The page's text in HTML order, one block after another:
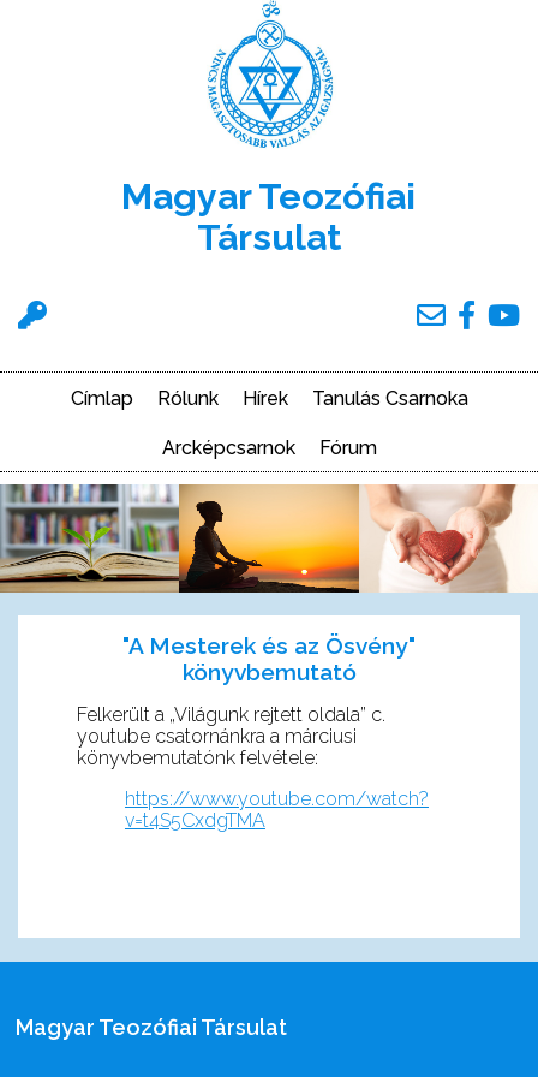
Felhasználói
Magyar Teozófiai
Társulat
Címlap Rólunk Hírek Tanulás Csarnoka
Arcképcsarnok Fórum
"A Mesterek és az Ösvény"
könyvbemutató
Felkerült a „Világunk rejtett oldala” c.
youtube csatornánkra a márciusi
könyvbemutatónk felvétele:
https://www.youtube.com/watch?
v=t4S5CxdgTMA
Magyar Teozófiai Társulat